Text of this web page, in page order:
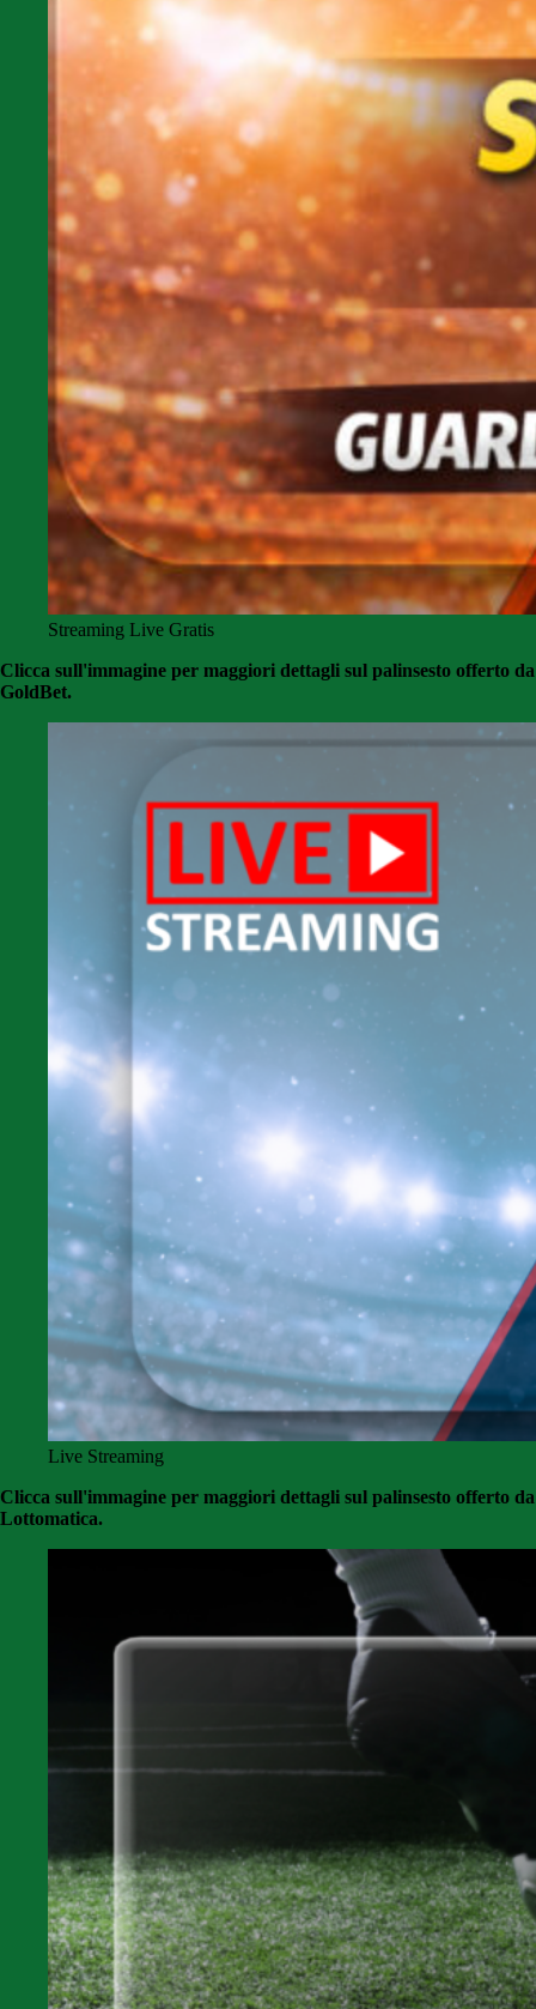
Streaming Live Gratis
Clicca sull'immagine per maggiori dettagli sul palinsesto offerto da
GoldBet.
Live Streaming
Clicca sull'immagine per maggiori dettagli sul palinsesto offerto da
Lottomatica.